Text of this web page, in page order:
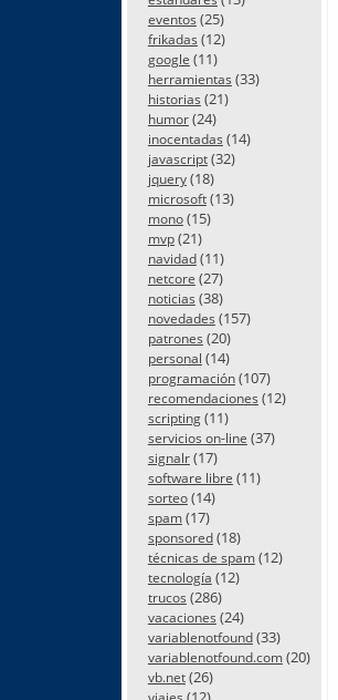
eventos (25)
frikadas (12)
google (11)
herramientas (33)
historias (21)
humor(24)
inocentadas (14)
javascript(32)
jquery(18)
microsoft(13)
mono(15)
mvp(21)
navidad(11)
netcore (27)
noticias (38)
novedades (157)
patrones (20)
personal (14)
programación(107)
recomendaciones (12)
scripting(11)
servicios on-line (37)
signalr(17)
software libre (11)
sorteo(14)
spam(17)
sponsored(18)
técnicas de spam(12)
tecnología (12)
trucos (286)
vacaciones (24)
variablenotfound(33)
variablenotfound.com(20)
vb.net(26)